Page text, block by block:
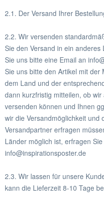
2.1. Der Versand Ihrer
2.2. Wir versenden
Sie den Versand in ein
Sie uns bitte eine Email an
Sie uns bitte den Artikel mit
dem Land und der
dann kurzfristig mitteilen, ob
versenden können und Ihnen
wir die Versandmöglichkeit und
Versandpartner erfragen
Länder möglich ist, erfragen
info@inspirationsposter.de
2.3. Wir lassen für unsere
kann die Lieferzeit 8-10 Tage